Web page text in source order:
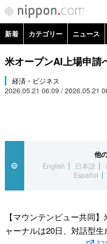
カテゴリー
文化
動画/Live
新着 カテゴリー ニュース
政治・外交
経済・ビジネス
スポーツ・東京2020
米オープンAI上場申
経済・ビジネス
2026.05.21 06:09 / 2026.05.21
他
English
日本語
Español
【マウンテンビュー共同
ャーナルは20日、対話型